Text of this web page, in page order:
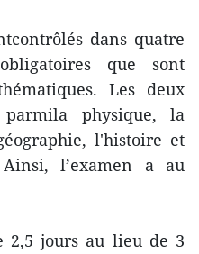
dans quatre
que sont
Les deux
physique, la
l'histoire et
Ainsi, l’examen a au
2,5 jours au lieu de 3